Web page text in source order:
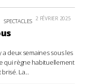
SPECTACLES 2 FÉVRIER 2025
a deux semaines sous les
qui règne habituellement
La...